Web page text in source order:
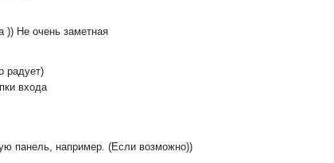
)) Не очень заметная
радует)
входа
панель, например. (Если возможно))